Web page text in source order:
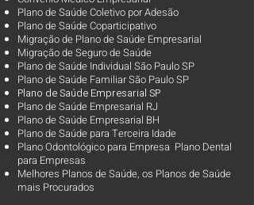
Plano de Saúde Coletivo por Adesão
Plano de Saúde Coparticipativo
Migração de Plano de Saúde Empresarial
Migração de Seguro de Saúde
Plano de Saúde Individual São Paulo SP
Plano de Saúde Familiar São Paulo SP
Plano de Saúde Empresarial SP
Plano de Saúde Empresarial RJ
Plano de Saúde Empresarial BH
Plano de Saúde para Terceira Idade
Plano Odontológico para Empresa Plano Dental
para Empresas
Melhores Planos de Saúde, os Planos de Saúde
mais Procurados​